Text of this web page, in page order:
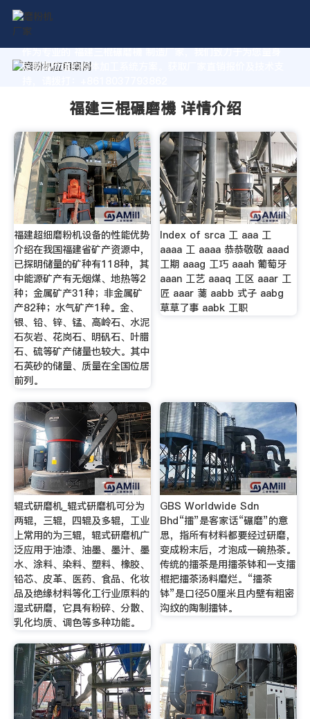
作为专业的 福建三棍碾磨機 制造厂家，我们致力于为您量身
定制高价值的粉体加工系统方案。获取厂家直销报价及技术支
福建三棍碾磨機 详情介绍
福建超细磨粉机设备的性能优势
介绍在我国福建省矿产资源中，
已探明储量的矿种有118种，其
中能源矿产有无烟煤、地热等2
种；金属矿产31种；非金属矿
产82种；水气矿产1种。金、
银、铅、锌、锰、高岭石、水泥
石灰岩、花岗石、明矾石、叶腊
石、硫等矿产储量也较大。其中
石英砂的储量、质量在全国位居
前列。
Index of srca 工 aaa 工
aaaa 工 aaaa 恭恭敬敬 aaad
工期 aaag 工巧 aaah 葡萄牙
aaan 工艺 aaaq 工区 aaar 工
匠 aaar 菚 aabb 式子 aabg
草草了事 aabk 工职
辊式研磨机_辊式研磨机可分为
两辊，三辊，四辊及多辊，工业
上常用的为三辊，辊式研磨机广
泛应用于油漆、油墨、墨汁、墨
水、涂料、染料、塑料、橡胶、
铅芯、皮革、医药、食品、化妆
品及绝缘材料等化工行业原料的
湿式研磨，它具有粉碎、分散、
乳化均质、调色等多种功能。
GBS Worldwide Sdn
Bhd“擂”是客家话“碾磨”的意
思，指所有材料都要经过研磨，
变成粉末后，才泡成一碗热茶。
传统的擂茶是用擂茶钵和一支擂
棍把擂茶汤料磨烂。“擂茶
钵”是口径50厘米且内壁有粗密
沟纹的陶制擂钵。